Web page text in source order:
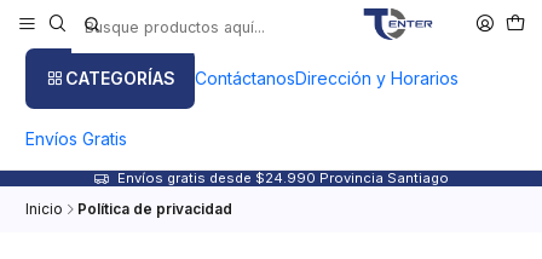
CATEGORÍAS ContáctanosDirección y Horarios
Envíos Gratis
Envíos gratis desde $24.990 Provincia Santiago
Inicio Política de privacidad